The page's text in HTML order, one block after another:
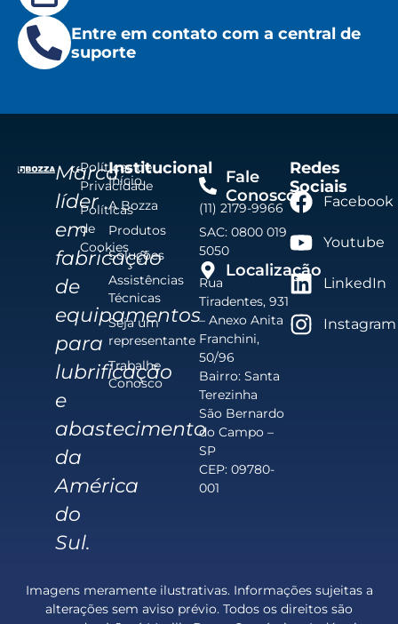
Entre em contato com a central de
suporte
Marca
líder
em
fabricação
de
equipamentos
para
lubrificação
e
abastecimento
da
América
do
Sul.
Políticas de
Privacidade
Políticas
de
Cookies
Institucional
Início
A Bozza
Produtos
Soluções
Assistências
Técnicas
Seja um
representante
Trabalhe
Conosco
Localização
Rua
Tiradentes, 931
– Anexo Anita
Franchini,
50/96
Bairro: Santa
Terezinha
São Bernardo
do Campo –
SP
CEP: 09780-
001
Fale
Conosco
(11) 2179-9966
SAC: 0800 019
5050
Redes
Sociais
Facebook
Youtube
LinkedIn
Instagram
Imagens meramente ilustrativas. Informações sujeitas a
alterações sem aviso prévio. Todos os direitos são